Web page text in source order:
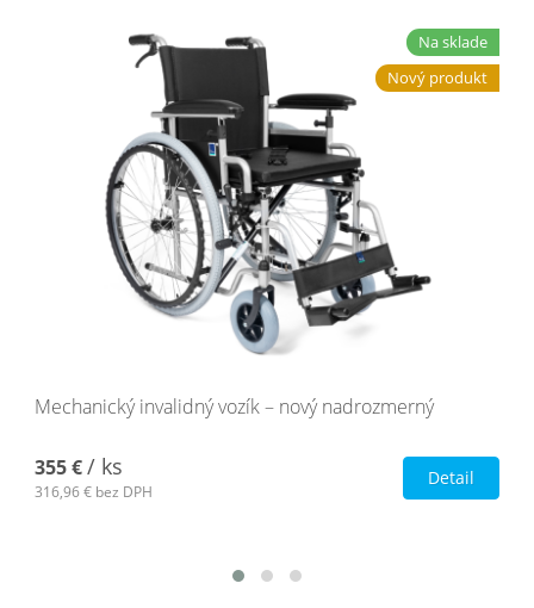
Na sklade
Nový produkt
Mechanický invalidný vozík – nový nadrozmerný
355 €/ ks
316,96 € bez DPH
Detail